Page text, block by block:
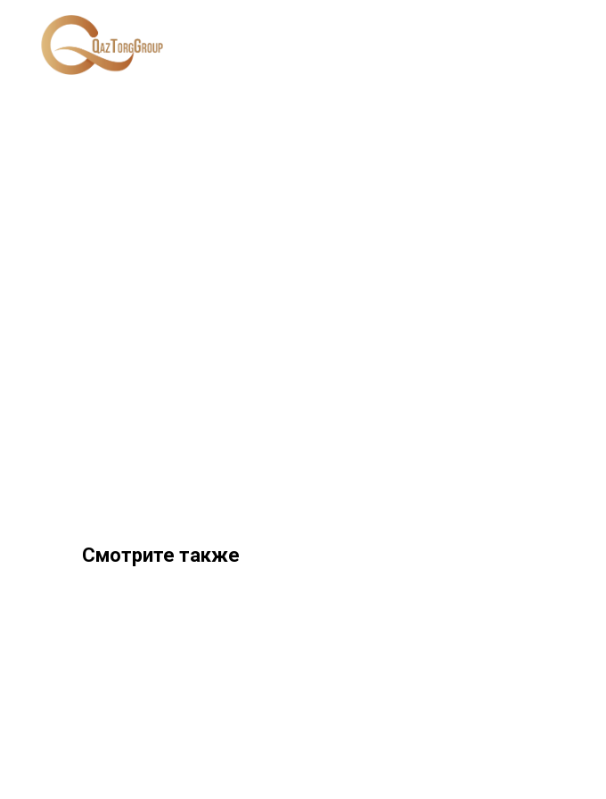
Смотрите также